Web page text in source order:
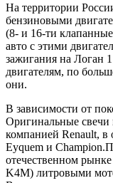
На территории
бензиновыми
(8- и 16-ти
авто с этими
зажигания на Логан
двигателям, по
они.
В зависимости от
Оригинальные свечи
компанией Renault, в
Eyquem и
отечественном
K4M) литровыми